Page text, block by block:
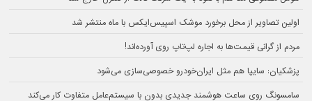
اولین تصاویر از محل برخورد موشک اسپیس‌ایکس با ماه منتشر شد
مردم از گرانی قیمت‌ها به اجاره لپ‌تاپ روی آورده‌اند!
پزشکیان: سایپا هم مثل ایران‌خودرو خصوصی‌سازی می‌شود
سامسونگ روی ساعت هوشمند جدیدی بدون با سیستم‌عامل متفاوت کار می‌کند